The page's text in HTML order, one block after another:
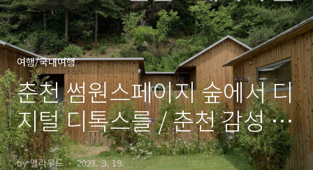
여행/국내여행
춘천 썸원스페이지 숲에서 디
지털 디톡스를 / 춘천 감성 스
테이 썸원스페이지숲
by 멜라우드 2023. 9. 19.